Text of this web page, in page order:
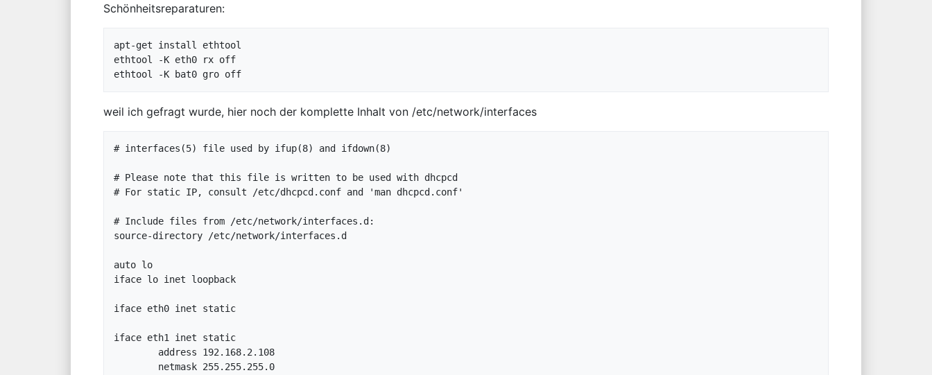
Schönheitsreparaturen:
apt-get install ethtool
ethtool -K eth0 rx off
weil ich gefragt wurde, hier noch der komplette Inhalt von /etc/network/interfaces
# interfaces(5) file used by ifup(8) and ifdown(8)
# Please note that this file is written to be used with dhcpcd
# For static IP, consult /etc/dhcpcd.conf and 'man dhcpcd.conf'
# Include files from /etc/network/interfaces.d:
source-directory /etc/network/interfaces.d
auto lo
iface lo inet loopback
iface eth0 inet static
iface eth1 inet static